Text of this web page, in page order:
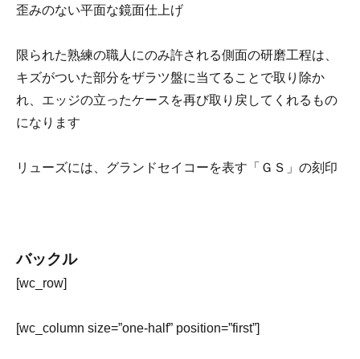
歪みのない平面な鏡面仕上げ
限られた熟練の職人にのみ許される側面の研磨工程は、
キズがついた部分をザラツ盤に当てることで取り除か
れ、エッジの立ったケースを再び取り戻してくれるもの
になります
リューズには、グランドセイコーを表す「ＧＳ」の刻印
バックル
[wc_row]
[wc_column size=”one-half” position=”first”]